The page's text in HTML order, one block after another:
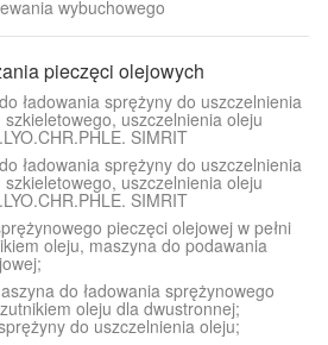
wybuchowego
pieczęci olejowych
ładowania sprężyny do uszczelnienia
uszczelnienia oleju
SIMRIT
ładowania sprężyny do uszczelnienia
uszczelnienia oleju
SIMRIT
pieczęci olejowej w pełni
oleju, maszyna do podawania
do ładowania sprężynowego
oleju dla dwustronnej;
do uszczelnienia oleju;